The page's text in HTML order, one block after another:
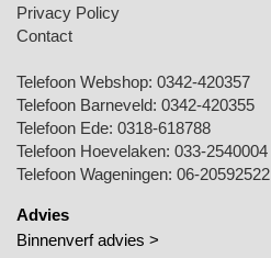
Privacy Policy
Contact
Telefoon Webshop: 0342-420357
Telefoon Barneveld: 0342-420355
Telefoon Ede: 0318-618788
Telefoon Hoevelaken: 033-2540004
Telefoon Wageningen: 06-20592522
Advies
Binnenverf advies >